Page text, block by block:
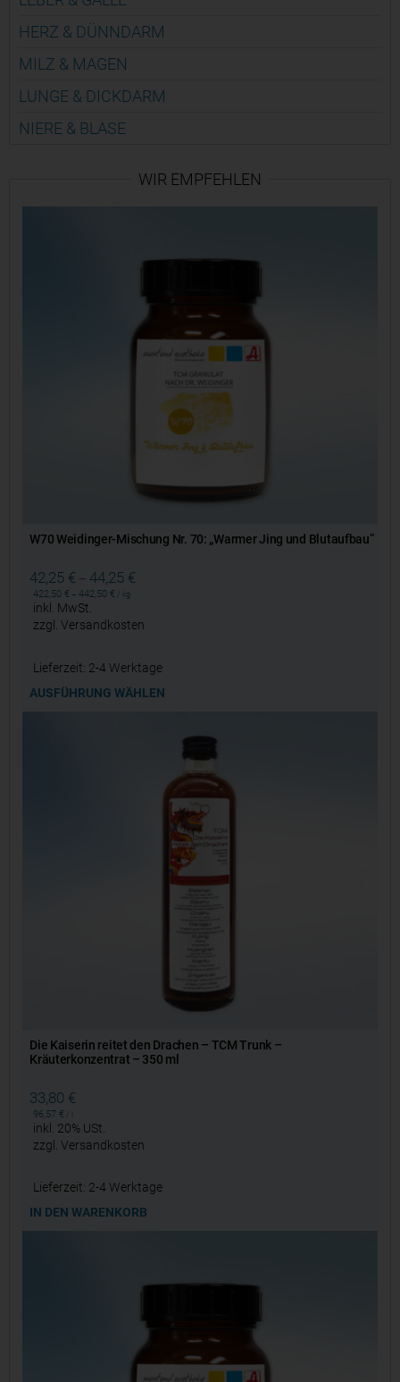
HERZ & DÜNN­DARM
MILZ & MAGEN
LUNGE & DICK­DARM
NIERE & BLASE
WIR EMPFEHLEN
W70 Weidinger-Mischung Nr. 70: „Warmer Jing und Blutaufbau”
42,25 € – 44,25 €
422,50€ –442,50€ kg
inkl. MwSt.
zzgl.Versandkosten
Lieferzeit: 2-4 Werktage
AUSFÜHRUNG WÄHLEN
Die Kaiserin reitet den Drachen – TCM Trunk –
Kräuterkonzentrat – 350 ml
33,80 €
96,57€
inkl. 20% USt.
zzgl.Versandkosten
Lieferzeit: 2-4 Werktage
IN DEN WARENKORB